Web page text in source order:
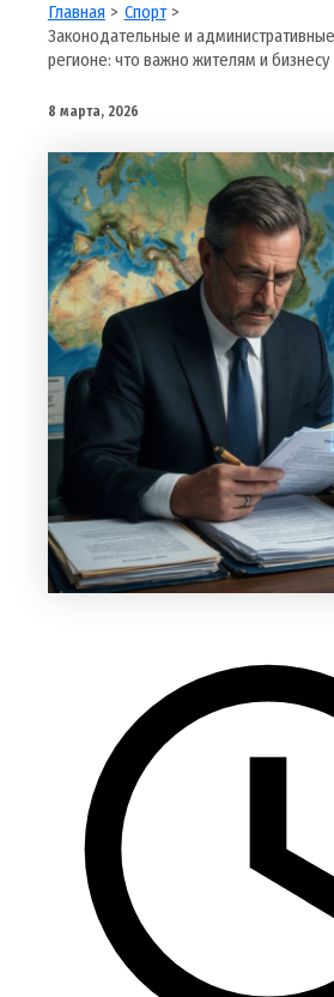
Главная
Спорт
Законодательные и
регионе: что важно жителям и бизнесу
8 марта, 2026